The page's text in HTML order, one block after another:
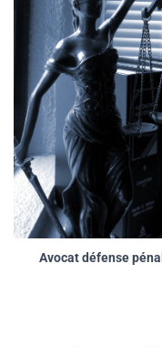
Avocat défense